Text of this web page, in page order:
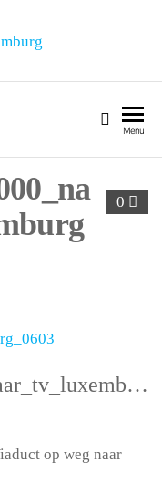
Menu
0
ErBl_cfl_2000_naar_tv_luxemburg_0603
op weg naar